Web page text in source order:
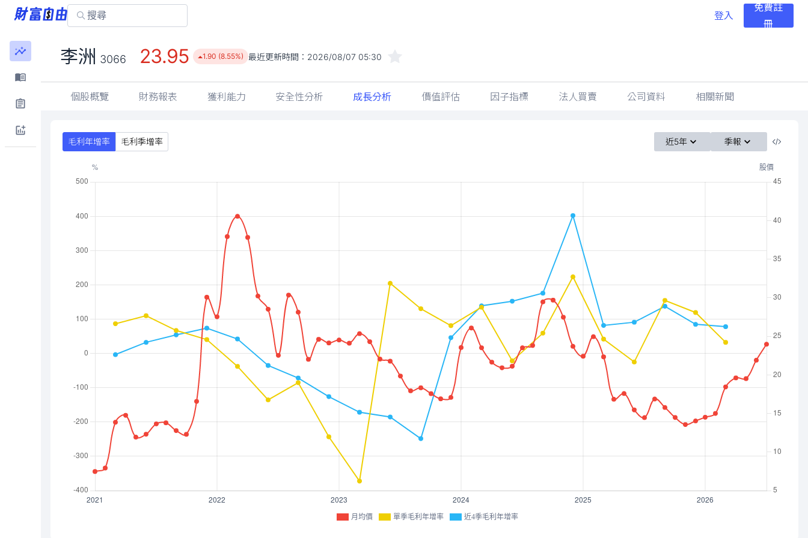
登入
免費註
冊
李洲 3066 23.95 1.90 (8.55%) 最近更新時間： 2026/08/07 05:30
個股概覽 財務報表 獲利能力 安全性分析 成長分析 價值評估 因子指標 法人買賣 公司資料 相關新聞
毛利年增率 毛利季增率 近5年 季報
月均價 單季毛利年增率 近4季毛利年增率